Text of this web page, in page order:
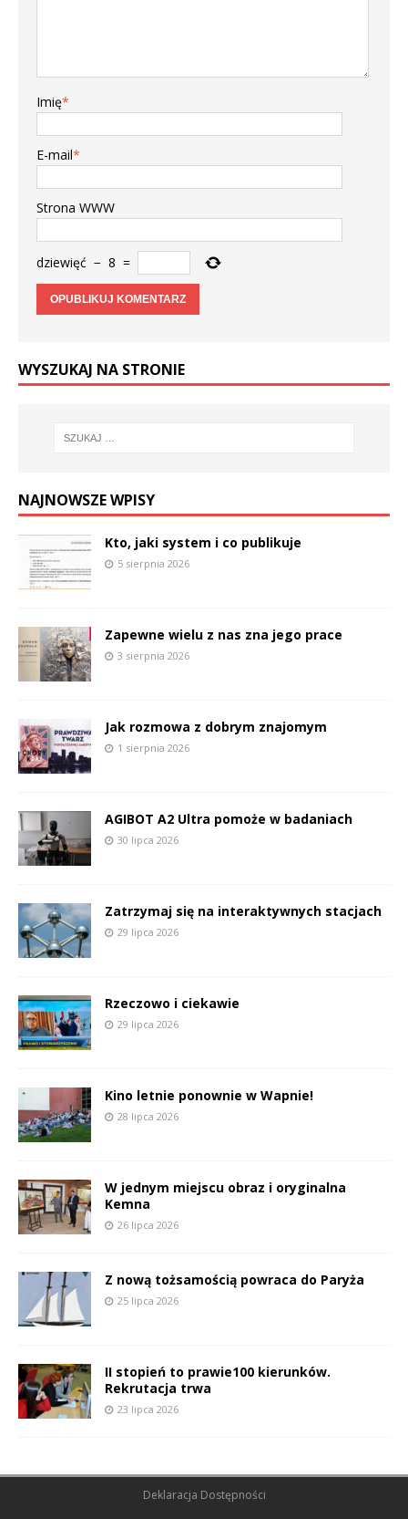
Imię*
E-mail*
Strona WWW
dziewięć − 8 =
WYSZUKAJ NA STRONIE
NAJNOWSZE WPISY
Kto, jaki system i co publikuje
5 sierpnia 2026
Zapewne wielu z nas zna jego prace
3 sierpnia 2026
Jak rozmowa z dobrym znajomym
1 sierpnia 2026
AGIBOT A2 Ultra pomoże w badaniach
30 lipca 2026
Zatrzymaj się na interaktywnych stacjach
29 lipca 2026
Rzeczowo i ciekawie
29 lipca 2026
Kino letnie ponownie w Wapnie!
28 lipca 2026
W jednym miejscu obraz i oryginalna
Kemna
26 lipca 2026
Z nową tożsamością powraca do Paryża
25 lipca 2026
II stopień to prawie100 kierunków.
Rekrutacja trwa
23 lipca 2026
Deklaracja Dostępności